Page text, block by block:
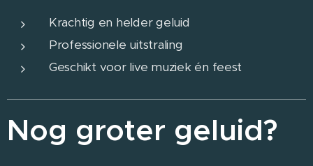
Krachtig en helder geluid
Professionele uitstraling
Geschikt voor live muziek én feest
Nog groter geluid?